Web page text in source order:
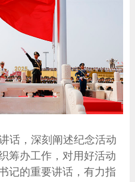
话，深刻阐述纪念活动
筹办工作，对用好活动
记的重要讲话，有力指